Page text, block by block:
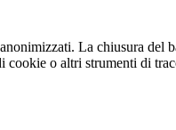
La chiusura
cookie o altri strumenti di